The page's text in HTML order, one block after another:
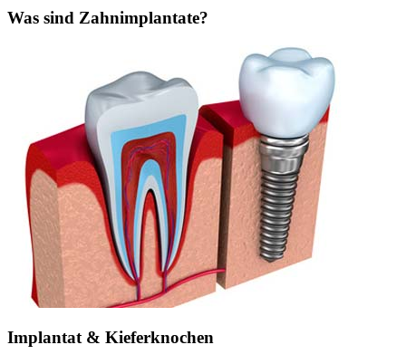
Was sind Zahnimplantate?
Implantat & Kieferknochen